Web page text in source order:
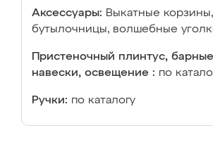
Аксессуары: Выкатные корзины,
бутылочницы, волшебные
Пристеночный плинтус,
навески, освещение : по
Ручки: по каталогу